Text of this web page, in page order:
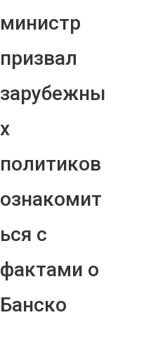
министр
призвал
зарубежны
х
политиков
ознакомит
ься с
фактами о
Банско